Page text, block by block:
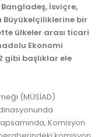
İsviçre,
bir
ülkeler arası ticari
Ekonomi
gibi başlıklar ele
(MÜSİAD)
Komisyon